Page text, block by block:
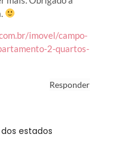
imovel/campo-
2-quartos-
Responder
estados